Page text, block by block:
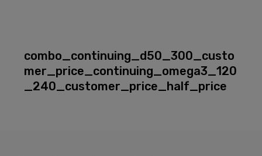
combo_continuing_d50_300_custo
mer_price_continuing_omega3_120
_240_customer_price_half_price